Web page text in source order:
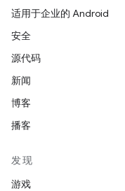
适用于企业的 Android
安全
源代码
新闻
博客
播客
发现
游戏